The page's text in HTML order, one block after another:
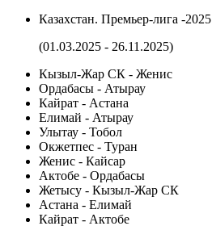
Казахстан. Премьер-лига -2025
(01.03.2025 - 26.11.2025)
Кызыл-Жар СК - Женис
Ордабасы - Атырау
Кайрат - Астана
Елимай - Атырау
Улытау - Тобол
Окжетпес - Туран
Женис - Кайсар
Актобе - Ордабасы
Жетысу - Кызыл-Жар СК
Астана - Елимай
Кайрат - Актобе